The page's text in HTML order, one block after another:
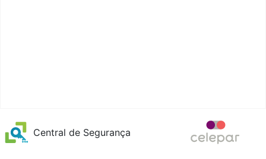
Central de Segurança